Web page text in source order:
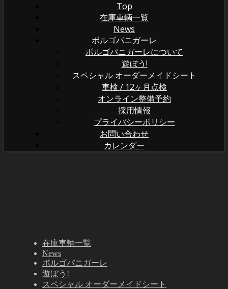
Top
在庫車輌一覧
News
ボルゴパニガーレ
ボルゴパニガーレについて
遊ぼう!
スペシャル オーダーメイドシート
車検 / 12ヶ月点検
オンライン整備予約
採用情報
プライバシーポリシー
お問い合わせ
カレンダー
在庫車輌一覧
News
ボルゴパニガーレ
遊ぼう!
スペシャル オーダーメイドシート